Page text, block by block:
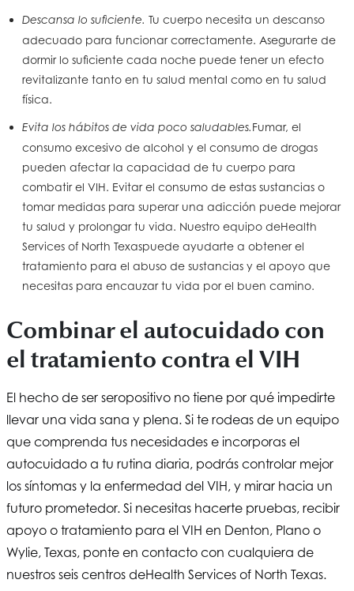
Descansa lo suficiente. Tu cuerpo necesita un descanso
adecuado para funcionar correctamente. Asegurarte de
dormir lo suficiente cada noche puede tener un efecto
revitalizante tanto en tu salud mental como en tu salud
física.
Evita los hábitos de vida poco saludables.Fumar, el
consumo excesivo de alcohol y el consumo de drogas
pueden afectar la capacidad de tu cuerpo para
combatir el VIH. Evitar el consumo de estas sustancias o
tomar medidas para superar una adicción puede mejorar
tu salud y prolongar tu vida. Nuestro equipo deHealth
Services of North Texaspuede ayudarte a obtener el
tratamiento para el abuso de sustancias y el apoyo que
necesitas para encauzar tu vida por el buen camino.
Combinar el autocuidado con
el tratamiento contra el VIH
El hecho de ser seropositivo no tiene por qué impedirte
llevar una vida sana y plena. Si te rodeas de un equipo
que comprenda tus necesidades e incorporas el
autocuidado a tu rutina diaria, podrás controlar mejor
los síntomas y la enfermedad del VIH, y mirar hacia un
futuro prometedor. Si necesitas hacerte pruebas, recibir
apoyo o tratamiento para el VIH en Denton, Plano o
Wylie, Texas, ponte en contacto con cualquiera de
nuestros seis centros deHealth Services of North Texas.